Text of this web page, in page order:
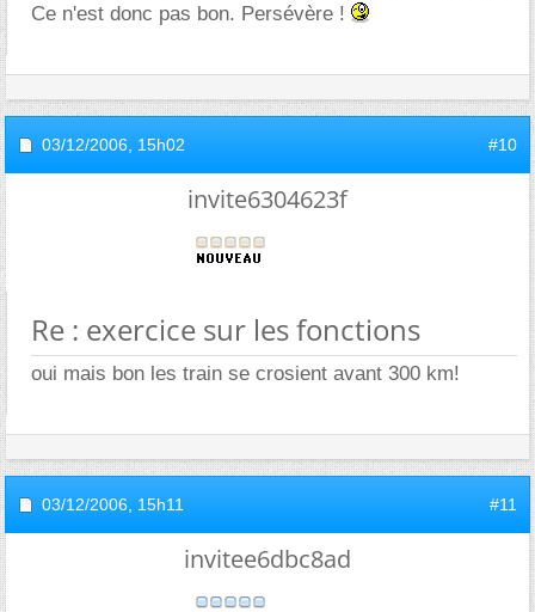
Ce n'est donc pas bon. Persévère !
03/12/2006, 15h02 #10
invite6304623f
Re : exercice sur les fonctions
oui mais bon les train se crosient avant 300 km!
03/12/2006, 15h11 #11
invitee6dbc8ad